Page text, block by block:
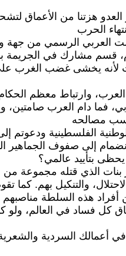
هزتنا من الأعماق
الحرب
العربي الرسمي من جهة
قسم مشارك في الجريمة
لأنه يخشى غضب
العرب، وارتباط معظم
فما دام العرب
مصالحه
الفلسطينية ودعوتم إلى
إلى صفوف الجماهير
بتأييد عالمي؟
بنات الذي قتله
والتنكيل بهم.
هذه السلطة مناصبهم
كل فساد في العالم، ولو
السردية